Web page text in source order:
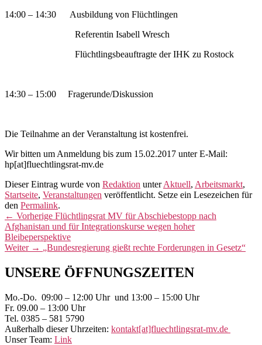
14:00 – 14:30 Ausbildung von Flüchtlingen
Referentin Isabell Wresch
Flüchtlingsbeauftragte der IHK zu Rostock
14:30 – 15:00 Fragerunde/Diskussion
Die Teilnahme an der Veranstaltung ist kostenfrei.
Wir bitten um Anmeldung bis zum 15.02.2017 unter E-Mail:
hp[at]fluechtlingsrat-mv.de
Dieser Eintrag wurde von Redaktion unterAktuell, Arbeitsmarkt,
Startseite, Veranstaltungen veröffentlicht. Setze ein Lesezeichen für
den Permalink.
Beitragsnavigation
← Vorherige Vorheriger
Beitrag:
Flüchtlingsrat MV für Abschiebestopp nach
Afghanistan und für Integrationskurse wegen hoher
Bleibeperspektive
Weiter →
Nächster
„Bundesregierung gießt rechte Forderungen in Gesetz“
Primärer
Widgetbereich
UNSERE ÖFFNUNGSZEITEN
Mo.-Do. 09:00 – 12:00 Uhr und 13:00 – 15:00 Uhr
Fr. 09.00 – 13:00 Uhr
Tel. 0385 – 581 5790
Außerhalb dieser Uhrzeiten: kontakt[at]fluechtlingsrat-mv.de
Unser Team: Link